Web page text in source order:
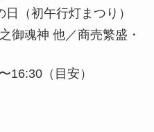
（初午行灯まつり）
御魂神 他／商売繁盛・
16:30（目安）